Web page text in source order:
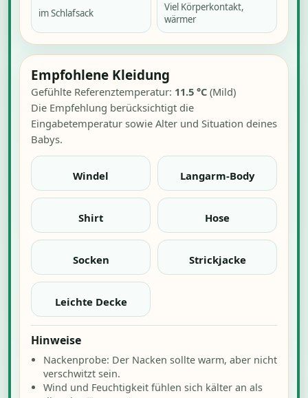
im Schlafsack
Viel Körperkontakt,
wärmer
Empfohlene Kleidung
Gefühlte Referenztemperatur: 11.5 °C (Mild)
Die Empfehlung berücksichtigt die
Eingabetemperatur sowie Alter und Situation deines
Babys.
Windel Langarm-Body
Shirt Hose
Socken Strickjacke
Leichte Decke
Hinweise
Nackenprobe: Der Nacken sollte warm, aber nicht
verschwitzt sein.
Wind und Feuchtigkeit fühlen sich kälter an als